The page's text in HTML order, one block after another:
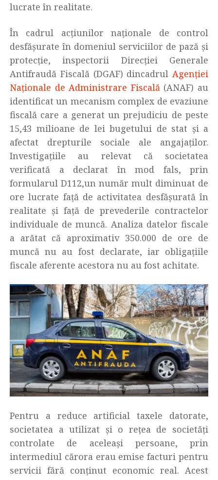
lucrate în realitate.
În cadrul acțiunilor naționale de control
desfășurate în domeniul serviciilor de pază și
protecție, inspectorii Direcției Generale
Antifraudă Fiscală (DGAF) dincadrul Agenției
Naționale de Administrare Fiscală(ANAF) au
identificat un mecanism complex de evaziune
fiscală care a generat un prejudiciu de peste
15,43 milioane de lei bugetului de stat și a
afectat drepturile sociale ale angajaților.
Investigațiile au relevat că societatea
verificată a declarat în mod fals, prin
formularul D112,un număr mult diminuat de
ore lucrate față de activitatea desfășurată în
realitate și față de prevederile contractelor
individuale de muncă. Analiza datelor fiscale
a arătat că aproximativ 350.000 de ore de
muncă nu au fost declarate, iar obligațiile
fiscale aferente acestora nu au fost achitate.
Pentru a reduce artificial taxele datorate,
societatea a utilizat și o rețea de societăți
controlate de aceleași persoane, prin
intermediul cărora erau emise facturi pentru
servicii fără conținut economic real. Acest